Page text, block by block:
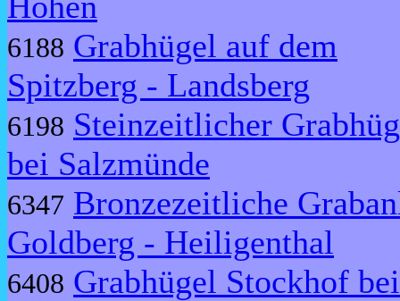
6188 Grabhügel auf dem
Spitzberg - Landsberg
6198 Steinzeitlicher
bei Salzmünde
6347 Bronzezeitliche
Goldberg - Heiligenthal
6408 Grabhügel Stockhof bei